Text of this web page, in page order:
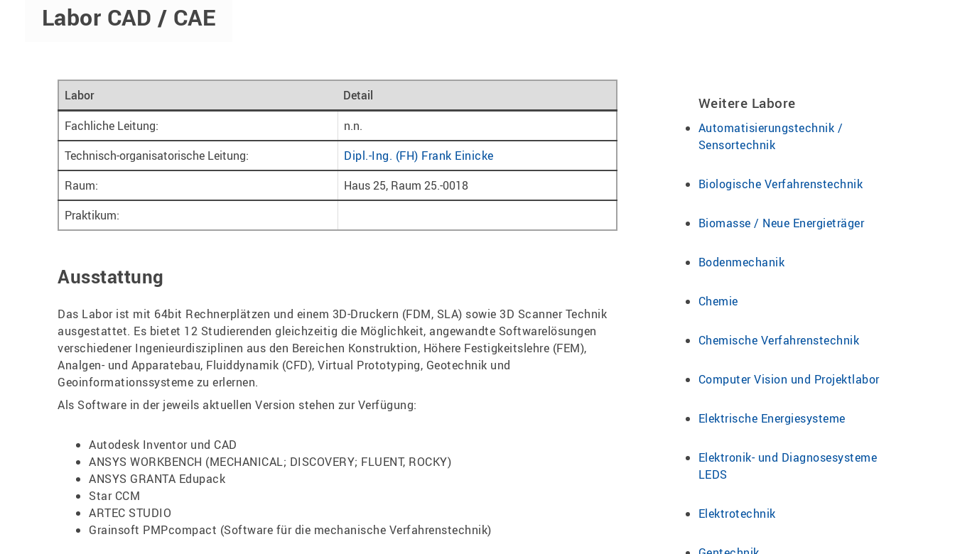
Labor CAD / CAE
Labor
Detail
Fachliche Leitung:
n.n.
Technisch-organisatorische Leitung:
Dipl.-Ing. (FH) Frank Einicke
Raum:
Haus 25, Raum 25.-0018
Praktikum:
Ausstattung
Das Labor ist mit 64bit Rechnerplätzen und einem 3D-Druckern (FDM, SLA) sowie 3D Scanner Technik
ausgestattet. Es bietet 12 Studierenden gleichzeitig die Möglichkeit, angewandte Softwarelösungen
verschiedener Ingenieurdisziplinen aus den Bereichen Konstruktion, Höhere Festigkeitslehre (FEM),
Analgen- und Apparatebau, Fluiddyna­mik (CFD), Virtual Prototyping, Geotechnik und
Geoinformationssysteme zu erlernen.
Als Software in der jeweils aktuellen Version stehen zur Verfügung:
Autodesk Inventor und CAD
ANSYS WORKBENCH (MECHANICAL; DISCOVERY; FLUENT, ROCKY)
ANSYS GRANTA Edupack
Star CCM
ARTEC STUDIO
Grainsoft PMPcompact (Software für die mechanische Verfahrenstechnik)
Weitere Labore
Automatisierungstechnik /
Sensortechnik
Biologische Verfahrenstechnik
Biomasse / Neue Energieträger
Bodenmechanik
Chemie
Chemische Verfahrenstechnik
Computer Vision und Projektlabor
Elektrische Energiesysteme
Elektronik- und Diagnosesysteme
LEDS
Elektrotechnik